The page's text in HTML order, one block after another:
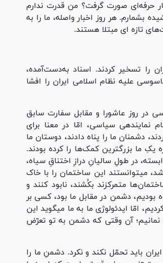
حرفه‏‌ای صورت گرفت؟ من قدرت ندارم
بشمارم. هر روز اخبار واصله، ما را به
تازه ‏ای مبتلا هستند.
تهران را تسخیر کردند. اسناد به‌دست‌آمده،
علیه نظام اسلامی ایران را افشا
در روز عاشورا و مقابل سفارت سابق
نمایندهی سیاسی، امّا در معنا برای
دشمنان ما را پناه دادند، دوستان ما
یکِ ما بزرگترین کمک‌ها را کرده بودند.
در طولِ سالیانِ درازِ اختناقِ سیاه،
میتوانستند این ساختمان را با خاک
متمرکزند بکُشند، نابود کنند و
بودیم، دشمن در مقابل ما بود، کسی بر
امّا ایدئولوژی ما به ما میگوید این
آن وقتی که دشمن به تو تعرّض
باید تحمّل نکند و نکرد. دشمنِ ما را